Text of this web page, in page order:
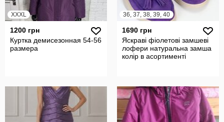
XXXL
1200 грн
Куртка демисезонная 54-56
размера
36, 37, 38, 39, 40
1690 грн
Яскраві фіолетові замшеві
лофери натуральна замша
колір в асортименті